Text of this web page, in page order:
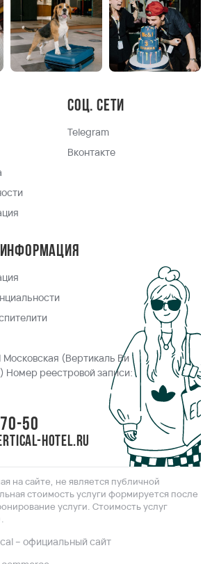
Соц. сети
Telegram
Вконтакте
Московская (Вертикаль Ви
Номер реестровой записи:
50
hotel.ru
– официальный сайт
на сайте, не является публичной
стоимость услуги формируется после
услуги. Стоимость услуг